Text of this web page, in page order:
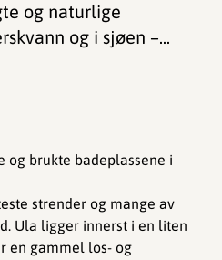
og naturlige
og i sjøen –...
og brukte badeplassene i
strender og mange av
Ula ligger innerst i en liten
en gammel los- og